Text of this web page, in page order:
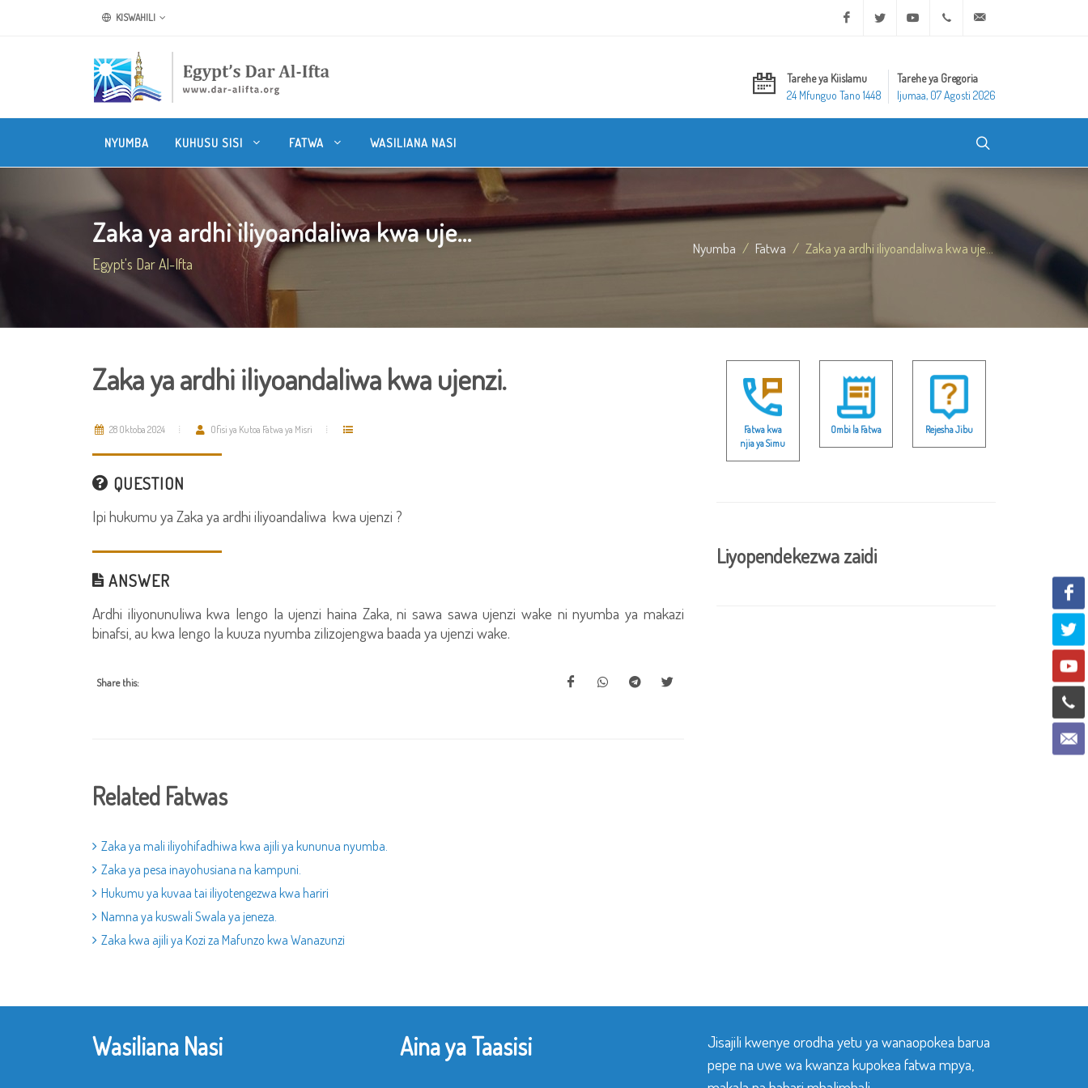
KISWAHILI Facebook Twitter Youtube +20 2 25970400
Tarehe ya Kiislamu
24 Mfunguo Tano 1448
Tarehe ya Gregoria
Ijumaa, 07 Agosti 2026
NYUMBA KUHUSU SISI FATWA WASILIANA NASI
Zaka ya ardhi iliyoandaliwa kwa uje...
Egypt's Dar Al-Ifta
Nyumba Fatwa Zaka ya ardhi iliyoandaliwa kwa uje...
Zaka ya ardhi iliyoandaliwa kwa ujenzi.
28 Oktoba 2024 Ofisi ya Kutoa Fatwa ya Misri
QUESTION
Ipi hukumu ya Zaka ya ardhi iliyoandaliwa kwa ujenzi ?
ANSWER
Ardhi iliyonunuliwa kwa lengo la ujenzi haina Zaka, ni sawa sawa ujenzi wake ni nyumba ya makazi
binafsi, au kwa lengo la kuuza nyumba zilizojengwa baada ya ujenzi wake.
Share this:
Related Fatwas
Zaka ya mali iliyohifadhiwa kwa ajili ya kununua nyumba.
Zaka ya pesa inayohusiana na kampuni.
Hukumu ya kuvaa tai iliyotengezwa kwa hariri
Namna ya kuswali Swala ya jeneza.
Zaka kwa ajili ya Kozi za Mafunzo kwa Wanazunzi
Fatwa kwa
njia ya Simu
Ombi la Fatwa Rejesha Jibu
Liyopendekezwa zaidi
Wasiliana Nasi Aina ya Taasisi
Jisajili kwenye orodha yetu ya wanaopokea barua
pepe na uwe wa kwanza kupokea fatwa mpya,